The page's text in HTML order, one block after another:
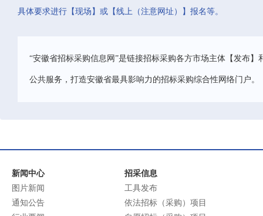
具体要求进行【现场】或【线上（注意网址）】报名等。
“安徽省招标采购信息网”是链接招标采购各方市场主体【发布
公共服务，打造安徽省最具影响力的招标采购综合性网络门户。
新闻中心
图片新闻
通知公告
招采信息
工具发布
依法招标（采购）项目